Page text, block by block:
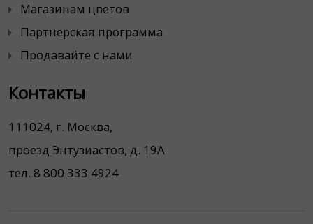
Магазинам цветов
Партнерская программа
Продавайте с нами
Контакты
111024, г. Москва,
проезд Энтузиастов, д. 19А
тел. 8 800 333 4924